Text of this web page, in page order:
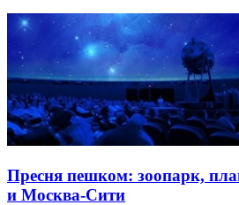
Пресня пешком: зоопарк,
и Москва-Сити